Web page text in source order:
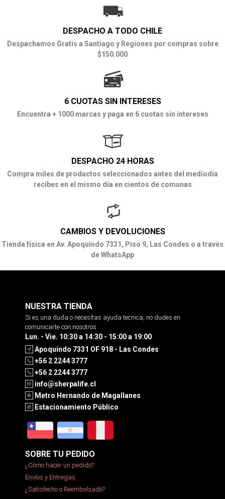
DESPACHO A TODO CHILE
Despachamos Gratis a Santiago y Regiones por compras sobre
$150.000
6 CUOTAS SIN INTERESES
Encuentra + 1000 marcas y paga en 6 cuotas sin intereses
DESPACHO 24 HORAS
Compra miles de productos seleccionados antes del mediodía
recibes en el mismo día en cientos de comunas
CAMBIOS Y DEVOLUCIONES
Tienda física en Av. Apoquindo 7331, Piso 9, Las Condes o a través
de WhatsApp
NUESTRA TIENDA
Si es una duda o necesitas ayuda tecnica, no dudes en
comunicarte con nosotros
Lun. - Vie. 10:30 a 14:30 - 15:00 a 19:00
Apoquindo 7331 OF 918 - Las Condes
+56 2 2244 3777
+56 2 2244 3777
info@sherpalife.cl
Metro Hernando de Magallanes
Estacionamiento Público
SOBRE TU PEDIDO
¿Cómo hacer un pedido?
Envíos y Entregas
¿Satisfecho o Reembolsado?